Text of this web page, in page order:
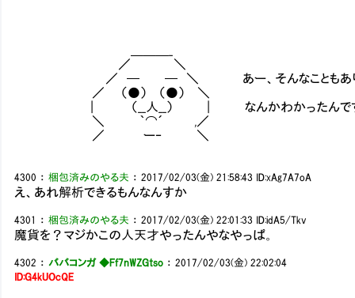
／ ＼
／ ─ ─ ＼ あー、そんなこともありまし
／ （●） （●） ＼
| （__人__） | なんかわかったんです
＼ ｀⌒´ ,／
／ ー‐ ＼
4300 ：梱包済みのやる夫 ：2017/02/03(金) 21:58:43 ID:xAg7A7oA
え、あれ解析できるもんなんすか
4301 ：梱包済みのやる夫 ：2017/02/03(金) 22:01:33 ID:idA5/Tkv
魔貨を？マジかこの人天才やったんやなやっぱ。
4302 ： ババコンガ ◆Ff7nWZGtso ：2017/02/03(金) 22:02:04
ID:G4kUOcQE